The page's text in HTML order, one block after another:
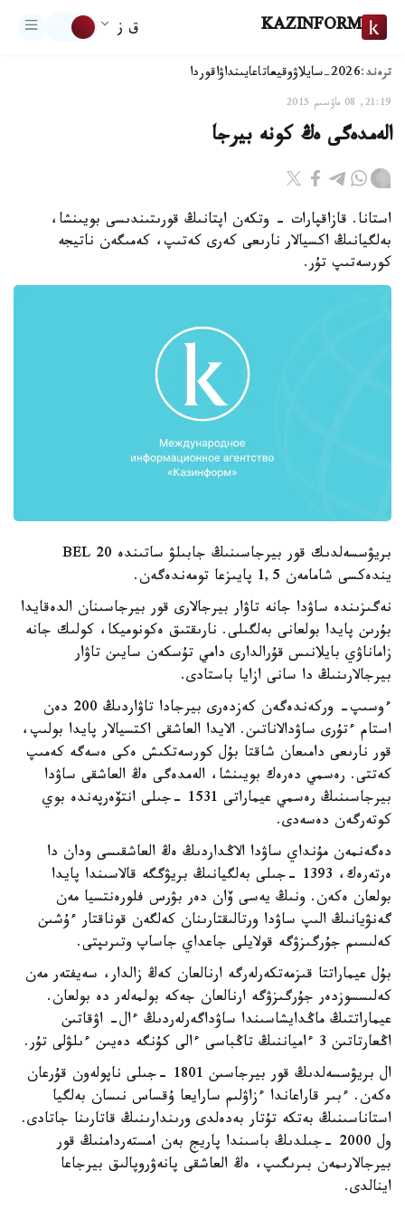
KAZINFORM ق ز
ترەند:2026-سايلاۋ وقيعاتاعايىنداۋاقوردا
21:19, 08 ماۋسىم 2015
الەمدەگى ەڭ كونە بيرجا
استانا. قازاقپارات - وتكەن اپتانىڭ قورىتىندىسى بويىنشا،
بەلگيانىڭ اكسيالار نارىعى كەرى كەتىپ، كەمىگەن ناتيجە
كورسەتىپ تۇر.
بريۋسسەلدىك قور بيرجاسىنىڭ جابىلۋ ساتىندە BEL 20
يندەكسى شامامەن 1,5 پايىزعا تومەندەگەن.
نەگىزىندە ساۋدا جانە تاۋار بيرجالارى قور بيرجاسىنان الدەقايدا
بۇرىن پايدا بولعانى بەلگىلى. نارىقتىق ەكونوميكا، كولىك جانە
زاماناۋي بايلانىس قۇرالدارى دامي تۇسكەن سايىن تاۋار
بيرجالارىنىڭ دا سانى ازايا باستادى.
ءوسىپ- وركەندەگەن كەزدەرى بيرجادا تاۋاردىڭ 200 دەن
استام ءتۇرى ساۋدالاناتىن. الايدا العاشقى اكتسيالار پايدا بولىپ،
قور نارىعى دامىعان شاقتا بۇل كورسەتكىش ەكى ەسەگە كەمىپ
كەتتى. رەسمي دەرەك بويىنشا، الەمدەگى ەڭ العاشقى ساۋدا
بيرجاسىنىڭ رەسمي عيماراتى 1531 -جىلى انتۆەرپەندە بوي
كوتەرگەن دەسەدى.
دەگەنمەن مۇنداي ساۋدا الاڭداردىڭ ەڭ العاشقىسى ودان دا
ەرتەرەك، 1393 -جىلى بەلگيانىڭ بريۋگگە قالاسىندا پايدا
بولعان ەكەن. ونىڭ يەسى ۆان دەر بۋرس فلورەنتسيا مەن
گەنۋيانىڭ الىپ ساۋدا ورتالىقتارىنان كەلگەن قوناقتار ءۇشىن
كەلىسىم جۇرگىزۋگە قولايلى جاعداي جاساپ وتىرىپتى.
بۇل عيماراتتا قىزمەتكەرلەرگە ارنالعان كەڭ زالدار، سەيفتەر مەن
كەلىسسوزدەر جۇرگىزۋگە ارنالعان جەكە بولمەلەر دە بولعان.
عيماراتتىڭ ماڭدايشاسىندا ساۋداگەرلەردىڭ ءال- اۋقاتىن
اڭعارتاتىن 3 ءامياننىڭ تاڭباسى ءالى كۇنگە دەيىن ءىلۋلى تۇر.
ال بريۋسسەلدىڭ قور بيرجاسىن 1801 -جىلى ناپولەون قۇرعان
ەكەن. ءبىر قاراعاندا ءزاۋلىم سارايعا ۇقساس نىسان بەلگيا
استاناسىنىڭ بەتكە تۇتار بەدەلدى ورىندارىنىڭ قاتارىنا جاتادى.
ول 2000 -جىلدىڭ باسىندا پاريج بەن امستەردامنىڭ قور
بيرجالارىمەن بىرىگىپ، ەڭ العاشقى پانەۋروپالىق بيرجاعا
اينالدى.